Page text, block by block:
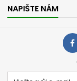
NAPIŠTE NÁM